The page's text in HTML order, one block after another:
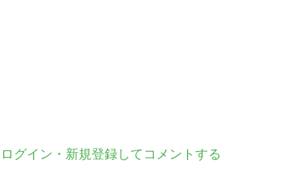
ログイン・新規登録してコメントする